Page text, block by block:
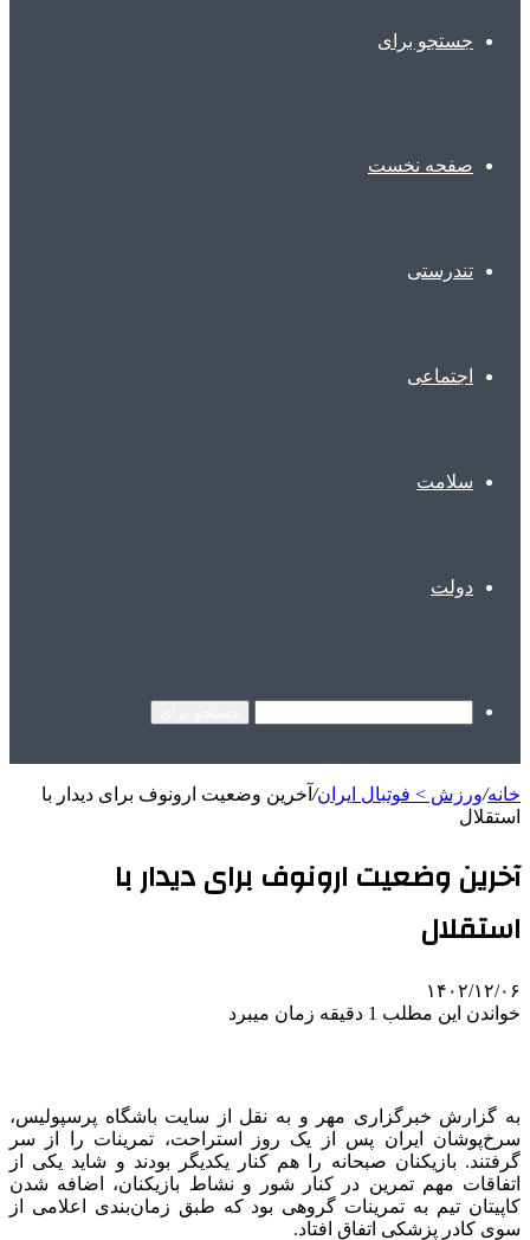
جستجو برای
صفحه نخست
تندرستی
اجتماعی
سلامت
دولت
خانه/ورزش > فوتبال ایران/ آخرین وضعیت ارونوف برای دیدار با
استقلال
آخرین وضعیت ارونوف برای دیدار با
استقلال
۱۴۰۲/۱۲/۰۶
خواندن این مطلب 1 دقیقه زمان میبرد
به گزارش خبرگزاری مهر و به نقل از سایت باشگاه پرسپولیس،
سرخ‌پوشان ایران پس از یک روز استراحت، تمرینات را از سر
گرفتند. بازیکنان صبحانه را هم کنار یکدیگر بودند و شاید یکی از
اتفاقات مهم تمرین در کنار شور و نشاط بازیکنان، اضافه شدن
کاپیتان تیم به تمرینات گروهی بود که طبق زمان‌بندی اعلامی از
سوی کادر پزشکی اتفاق افتاد.